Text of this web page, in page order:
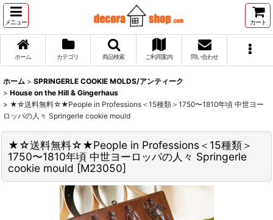
メニュー カート
ホーム カテゴリ 商品検索 ご利用案内 問い合わせ
ホーム > SPRINGERLE COOKIE MOLDS/アンティーク
> House on the Hill & Gingerhaus
> ★☆送料無料☆★People in Professions＜15種類＞1750〜1810年頃 中世ヨー
ロッパの人々 Springerle cookie mould
★☆送料無料☆★People in Professions＜15種類＞
1750〜1810年頃 中世ヨーロッパの人々 Springerle
cookie mould [M23050]